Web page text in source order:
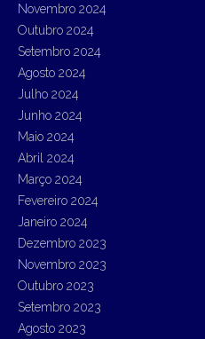
Novembro 2024
Outubro 2024
Setembro 2024
Agosto 2024
Julho 2024
Junho 2024
Maio 2024
Abril 2024
Março 2024
Fevereiro 2024
Janeiro 2024
Dezembro 2023
Novembro 2023
Outubro 2023
Setembro 2023
Agosto 2023